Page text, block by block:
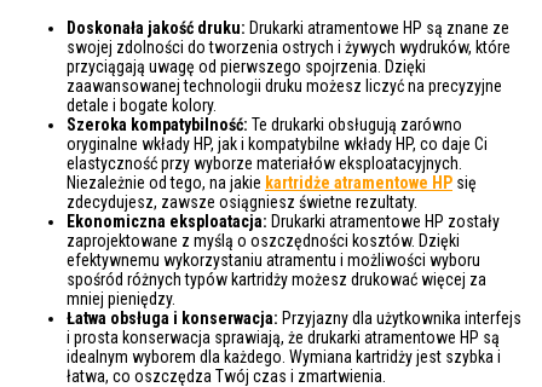
Doskonała jakość druku: Drukarki atramentowe HP są znane ze
swojej zdolności do tworzenia ostrych i żywych wydruków, które
przyciągają uwagę od pierwszego spojrzenia. Dzięki
zaawansowanej technologii druku możesz liczyć na precyzyjne
detale i bogate kolory.
Szeroka kompatybilność: Te drukarki obsługują zarówno
oryginalne wkłady HP, jak i kompatybilne wkłady HP, co daje Ci
elastyczność przy wyborze materiałów eksploatacyjnych.
Niezależnie od tego, na jakie kartridże atramentowe HP się
zdecydujesz, zawsze osiągniesz świetne rezultaty.
Ekonomiczna eksploatacja: Drukarki atramentowe HP zostały
zaprojektowane z myślą o oszczędności kosztów. Dzięki
efektywnemu wykorzystaniu atramentu i możliwości wyboru
spośród różnych typów kartridży możesz drukować więcej za
mniej pieniędzy.
Łatwa obsługa i konserwacja: Przyjazny dla użytkownika interfejs
i prosta konserwacja sprawiają, że drukarki atramentowe HP są
idealnym wyborem dla każdego. Wymiana kartridży jest szybka i
łatwa, co oszczędza Twój czas i zmartwienia.